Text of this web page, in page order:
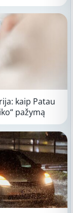
kaip Patau
pažymą